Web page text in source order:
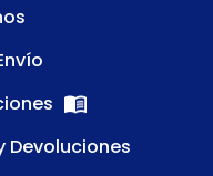
Devoluciones